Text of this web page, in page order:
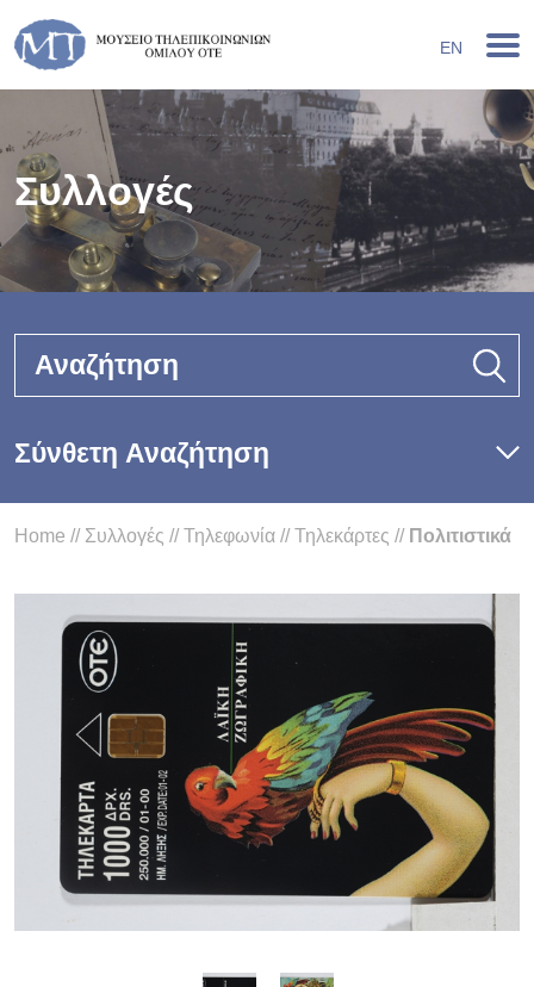
EN
Συλλογές
Αναζήτηση
Σύνθετη Αναζήτηση
Home // Συλλογές //Τηλεφωνία //Τηλεκάρτες // Πολιτιστικά